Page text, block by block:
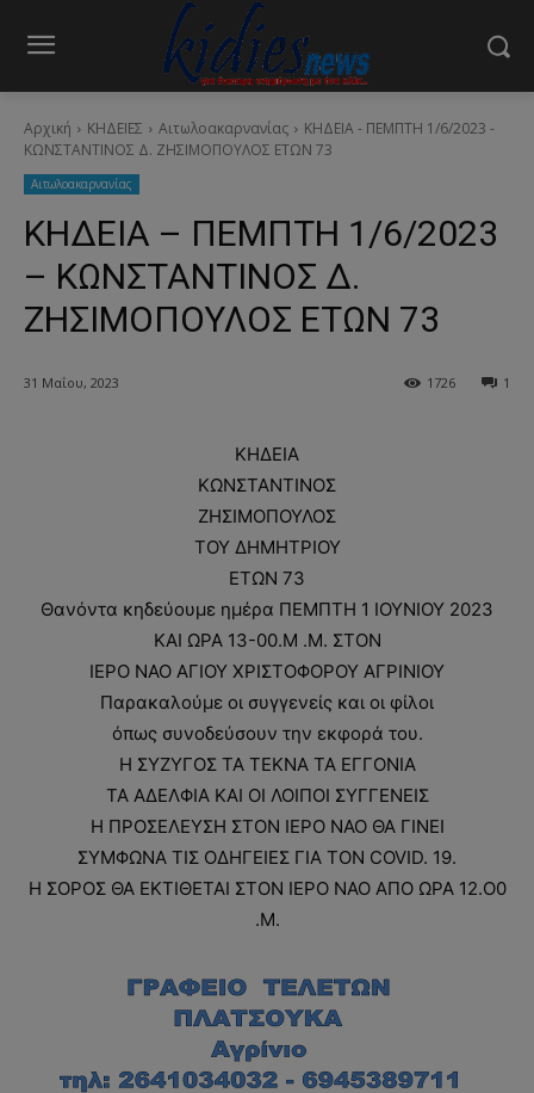
Αρχική ΚΗΔΕΙΕΣ Aιτωλοακαρνανίας
ΚΗΔΕΙΑ - ΠΕΜΠΤΗ 1/6/2023 -
ΚΩΝΣΤΑΝΤΙΝΟΣ Δ. ΖΗΣΙΜΟΠΟΥΛΟΣ ΕΤΩΝ 73
Aιτωλοακαρνανίας
ΚΗΔΕΙΑ – ΠΕΜΠΤΗ 1/6/2023
– ΚΩΝΣΤΑΝΤΙΝΟΣ Δ.
ΖΗΣΙΜΟΠΟΥΛΟΣ ΕΤΩΝ 73
31 Μαΐου, 2023 1
1726
ΚΗΔΕΙΑ
ΚΩΝΣΤΑΝΤΙΝΟΣ
ΖΗΣΙΜΟΠΟΥΛΟΣ
ΤΟΥ ΔΗΜΗΤΡΙΟΥ
ΕΤΩΝ 73
Θανόντα κηδεύουμε ημέρα ΠΕΜΠΤΗ 1 ΙΟΥΝΙΟΥ 2023
ΚΑΙ ΩΡΑ 13-00.Μ .Μ. ΣΤΟΝ
ΙΕΡΟ ΝΑΟ ΑΓΙΟΥ ΧΡΙΣΤΟΦΟΡΟΥ ΑΓΡΙΝΙΟΥ
Παρακαλούμε οι συγγενείς και οι φίλοι
όπως συνοδεύσουν την εκφορά του.
Η ΣΥΖΥΓΟΣ ΤΑ ΤΕΚΝΑ ΤΑ ΕΓΓΟΝΙΑ
ΤΑ ΑΔΕΛΦΙΑ ΚΑΙ ΟΙ ΛΟΙΠΟΙ ΣΥΓΓΕΝΕΙΣ
Η ΠΡΟΣΕΛΕΥΣΗ ΣΤΟΝ ΙΕΡΟ ΝΑΟ ΘΑ ΓΙΝΕΙ
ΣΥΜΦΩΝΑ ΤΙΣ ΟΔΗΓΕΙΕΣ ΓΙΑ ΤΟΝ COVID. 19.
Η ΣΟΡΟΣ ΘΑ ΕΚΤΙΘΕΤΑΙ ΣΤΟΝ ΙΕΡΟ ΝΑΟ ΑΠΟ ΩΡΑ 12.Ο0
.Μ.